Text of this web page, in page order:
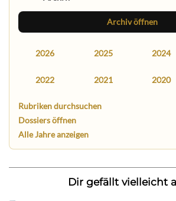
Archiv öffnen
2026 2025 2024
2022 2021 2020
Rubriken durchsuchen
Dossiers öffnen
Alle Jahre anzeigen
Dir gefällt vielleicht